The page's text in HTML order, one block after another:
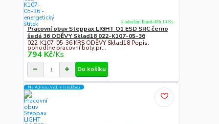
Pracovní obuv Steppax LIGHT O1 ESD SRC černo
šedá 36 ODĚVY Sklad18 022-K107-05-36
022-K107-05-36 KRS ODĚVY Sklad18 Popis:
pohodlné pracovní boty pr...
794 Kč/Ks
k odeslání Ihned-48h 14 Ks
Do košíku
Na Adresu,Výd.místo,Boxu